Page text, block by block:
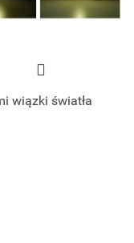
wiązki światła